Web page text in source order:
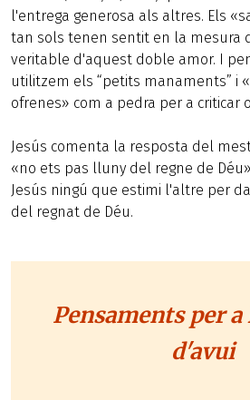
l'entrega generosa als altres. Els
tan sols tenen sentit en la mesura
veritable d'aquest doble amor. I
utilitzem els “petits manaments” i
ofrenes» com a pedra per a criticar
Jesús comenta la resposta del
«no ets pas lluny del regne de Déu»
Jesús ningú que estimi l'altre per
del regnat de Déu.
Pensaments per
d'avui